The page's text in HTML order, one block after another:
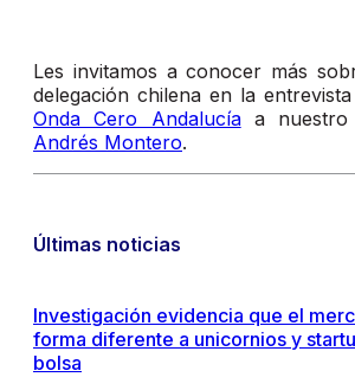
Les invitamos a conocer más
delegación chilena en la
Onda Cero Andalucíaa nuestro
Andrés Montero.
Últimas noticias
Investigación evidencia que el
forma diferente a unicornios y
bolsa